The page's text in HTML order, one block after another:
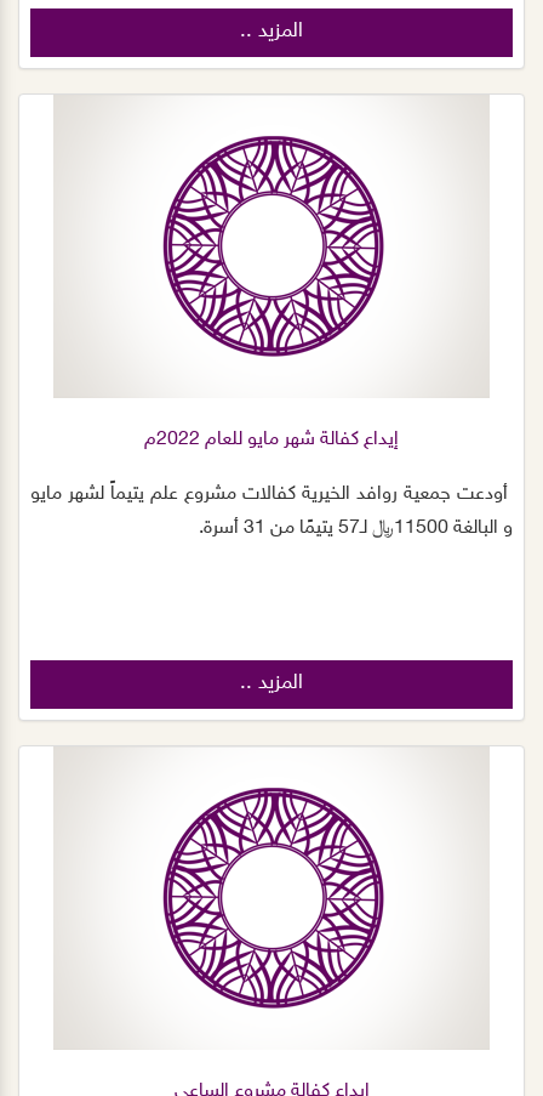
صالح الغامدي . وتم استعراض المحاور التالية : ١- أساليب غسل
الاموال و الطرق المستخدمة. ٢- الجرائم المتعلقة بجريمة غسل
صرح رئيس مجلس الادارة د.نسيم الصريصري بأن هذه الدورة
إحدى الدورات التدريبية المتخصصة لتعزيز مستوى و كفاءة ومعرفة
منسوبي هذه الجمعية حول مكافحة غسل الأموال وتمويل
الإرهاب والتي كانت ولا زالت المملكة العربية السعودية في
مقدمة الدول المشاركة بفاعلية في محاربة عمليات غسل الأموال
والأنشطة المتعلقة بها". ختاماً حصل جميع الحضور على حقيبة
تدريبية و شهادات معتمدة من المعهد المهني و التقني لتدريب .
المزيد ..
إيداع كفالة شهر مايو للعام 2022م
أودعت جمعية روافد الخيرية كفالات مشروع علم يتيماً لشهر مايو
و البالغة 11500﷼ لـ57 يتيمًا من 31 أسرة.
المزيد ..